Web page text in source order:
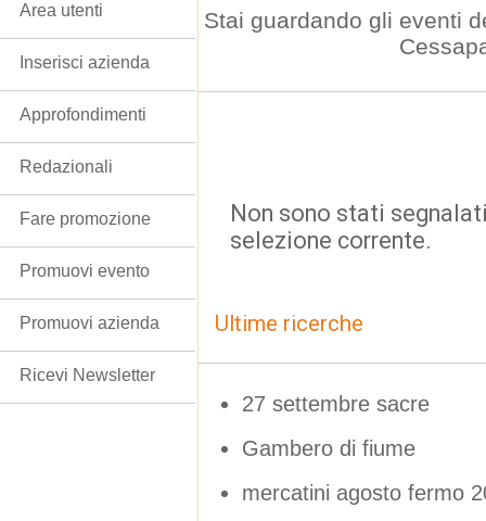
Stai guardando gli eventi
Non sono stati
selezione corrente.
Ultime ricerche
27 settembre sacre
Gambero di fiume
mercatini agosto fermo
Area utenti
Inserisci azienda
Approfondimenti
Redazionali
Fare promozione
Promuovi evento
Promuovi azienda
Ricevi Newsletter